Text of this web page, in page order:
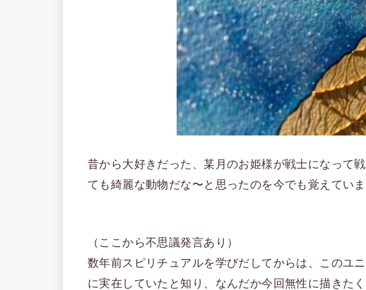
昔から大好きだった、某月のお姫様が戦士になって
ても綺麗な動物だな〜と思ったのを今でも覚えていま
（ここから不思議発言あり）
数年前スピリチュアルを学びだしてからは、このユ
に実在していたと知り、なんだか今回無性に描きた